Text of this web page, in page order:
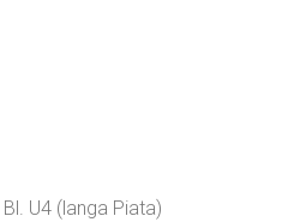
U4 (langa Piata)